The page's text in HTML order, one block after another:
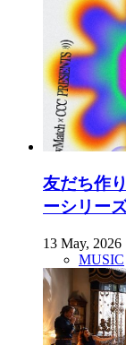
友だち作
ーシリー
13 May, 2026
MUSIC